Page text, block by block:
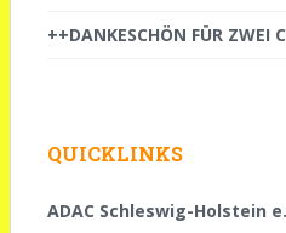
++DANKESCHÖN FÜR ZWEI
QUICKLINKS
ADAC Schleswig-Holstein